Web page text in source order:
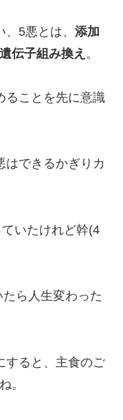
5悪とは、 添加
伝子組み換え 。
ることを先に意識
はできるかぎりカ
いたけれど幹(4
ら人生変わった
すると、主食のご
。